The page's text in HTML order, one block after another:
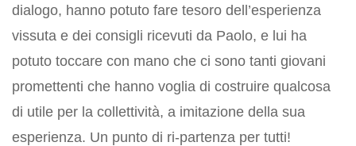
dialogo, hanno potuto fare tesoro dell’esperienza
vissuta e dei consigli ricevuti da Paolo, e lui ha
potuto toccare con mano che ci sono tanti giovani
promettenti che hanno voglia di costruire qualcosa
di utile per la collettività, a imitazione della sua
esperienza. Un punto di ri-partenza per tutti!